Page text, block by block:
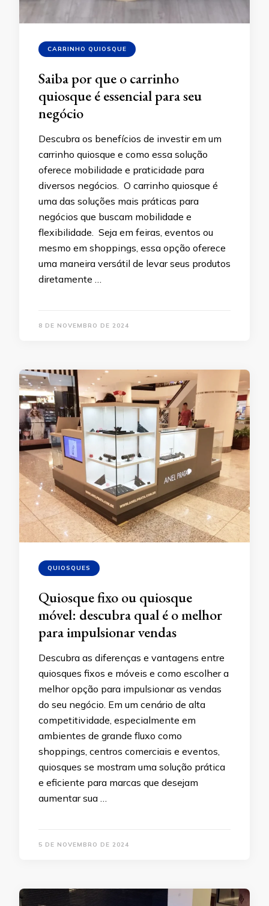
CARRINHO QUIOSQUE
Saiba por que o carrinho
quiosque é essencial para seu
negócio
Descubra os benefícios de investir em um
carrinho quiosque e como essa solução
oferece mobilidade e praticidade para
diversos negócios. O carrinho quiosque é
uma das soluções mais práticas para
negócios que buscam mobilidade e
flexibilidade. Seja em feiras, eventos ou
mesmo em shoppings, essa opção oferece
uma maneira versátil de levar seus produtos
diretamente …
8 DE NOVEMBRO DE 2024
QUIOSQUES
Quiosque fixo ou quiosque
móvel: descubra qual é o melhor
para impulsionar vendas
Descubra as diferenças e vantagens entre
quiosques fixos e móveis e como escolher a
melhor opção para impulsionar as vendas
do seu negócio. Em um cenário de alta
competitividade, especialmente em
ambientes de grande fluxo como
shoppings, centros comerciais e eventos,
quiosques se mostram uma solução prática
e eficiente para marcas que desejam
aumentar sua …
5 DE NOVEMBRO DE 2024